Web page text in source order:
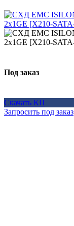
Под заказ
Скачать КП
Запросить под заказ